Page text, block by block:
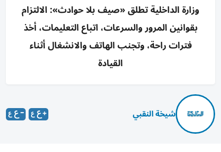
وزارة الداخلية تطلق «صيف بلا حوادث»: الالتزام
بقوانين المرور والسرعات، اتباع التعليمات، أخذ
فترات راحة، وتجنب الهاتف والانشغال أثناء
القيادة
شيخة النقبي